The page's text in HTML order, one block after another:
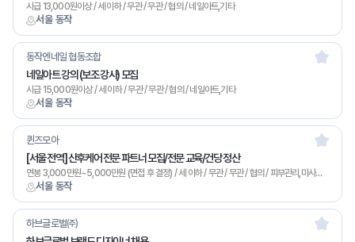
서울 동작
시급 13,000원이상 / 세 이하 / 무관 / 무관 / 협의 / 네일아트,기타
서울 동작
동작엔네일 협동조합
네일아트 강의 (보조 강사) 모집
시급 15,000원이상 / 세 이하 / 무관 / 무관 / 협의 / 네일아트,기타
서울 동작
퀸즈모아
[서울 전역] 산후케어 전문 파트너 모집/전문 교육/건당 정산
연봉 3,000만원~5,000만원 (면접 후 결정) / 세 이하 / 무관 / 무관 / 협의 / 피부관리,마사지,기타
하브글로벌㈜